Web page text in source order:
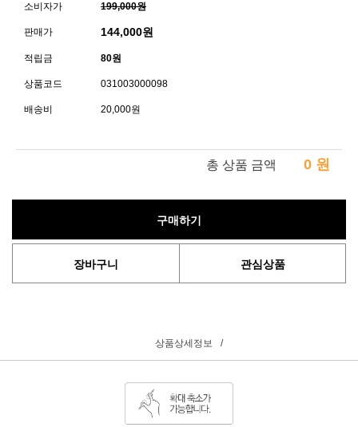
소비자가 199,000원
판매가 144,000원
적립금 80원
상품코드 031003000098
배송비 20,000원
총 상품 금액 0 원
구매하기
장바구니 관심상품
상품상세정보